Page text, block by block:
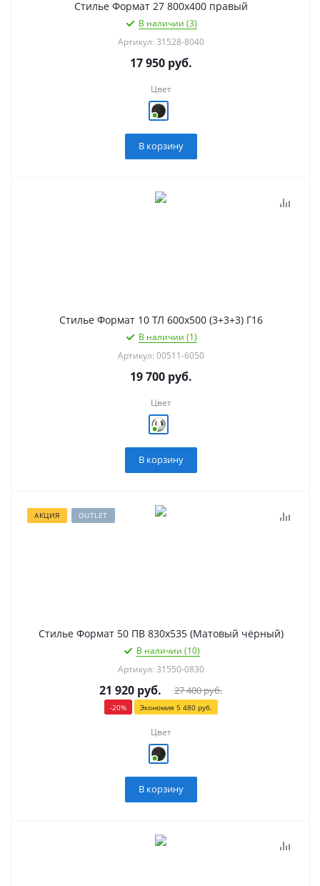
Стилье Формат 27 800х400 правый
В наличии (3)
Артикул: 31528-8040
17 950руб.
Цвет
В корзину
Стилье Формат 10 ТЛ 600х500 (3+3+3) Г16
В наличии (1)
Артикул: 00511-6050
19 700руб.
Цвет
В корзину
АКЦИЯ OUTLET
Стилье Формат 50 ПВ 830х535 (Матовый чёрный)
В наличии (10)
Артикул: 31550-0830
21 920 руб. 27 400руб.
-20% Экономия 5 480руб.
Цвет
В корзину